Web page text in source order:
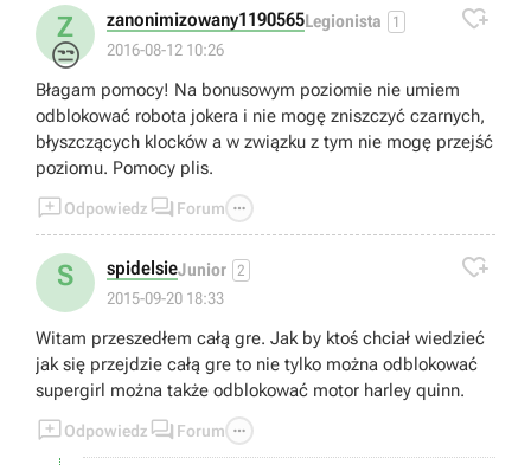
Z
😒
zanonimizowany1190565Legionista 1
2016-08-12 10:26

Błagam pomocy! Na bonusowym poziomie nie umiem
odblokować robota jokera i nie mogę zniszczyć czarnych,
błyszczących klocków a w związku z tym nie mogę przejść
poziomu. Pomocy plis.
Odpowiedz  Forum 
S spidelsieJunior 2
2015-09-20 18:33

Witam przeszedłem całą gre. Jak by ktoś chciał wiedzieć
jak się przejdzie całą gre to nie tylko można odblokować
supergirl można także odblokować motor harley quinn.
Odpowiedz  Forum 